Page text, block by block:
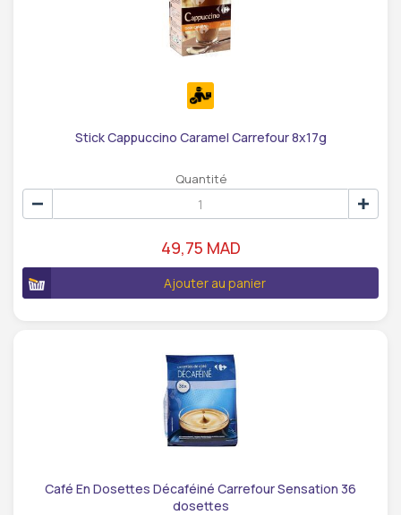
Stick Cappuccino Caramel Carrefour 8x17g
Quantité
49,75 MAD
Ajouter au panier
Café En Dosettes Décaféiné Carrefour Sensation 36
dosettes